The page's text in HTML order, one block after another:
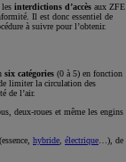
les interdictions d’accèsaux ZFE
Il est donc essentiel de
à suivre pour l’obtenir.
six catégories (0 à 5) en fonction
limiter la circulation des
de l’air.
deux-roues et même les engins
hybride électrique …), de